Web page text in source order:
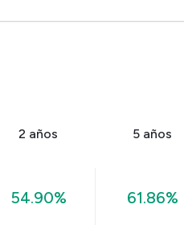
2 años 5 años
54.90% 61.86%